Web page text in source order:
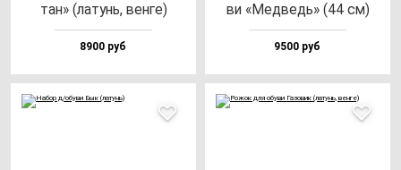
тан» (ла­тунь, вен­ге)
8900 руб
ви «Мед­ведь» (44 см)
9500 руб